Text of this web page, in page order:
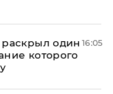
один
которого
16:05